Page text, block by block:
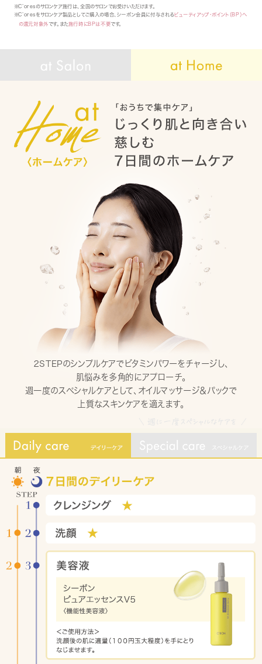
※C’oresのサロンケア施行は、全国のサロンでお受けいただけます。
※C’oresをサロンケア製品としてご購入の場合、シーボン会員に付与されるビューティアップ・ポイント（BP）へ
の還元対象外 です。また施行時にBPは不要です。
２STEPのシンプルケアでビタミンパワーをチャージし、
肌悩みを多角的にアプローチ。
週一度のスペシャルケアとして、オイルマッサージ＆パックで
上質なスキンケアを適えます。